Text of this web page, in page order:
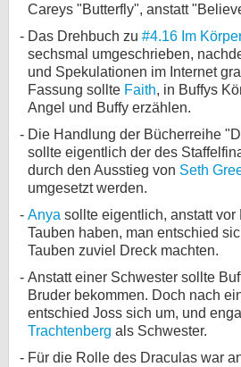
Careys "Butterfly", anstatt
Das Drehbuch zu #4.16 Im
sechsmal umgeschrieben,
und Spekulationen im Internet
Fassung sollte Faith, in Buffys
Angel und Buffy erzählen.
Die Handlung der Bücherreihe
sollte eigentlich der des
durch den Ausstieg von Seth
umgesetzt werden.
Anya sollte eigentlich, anstatt vor
Tauben haben, man entschied
Tauben zuviel Dreck machten.
Anstatt einer Schwester sollte
Bruder bekommen. Doch nach
entschied Joss sich um, und
Trachtenberg als Schwester.
Für die Rolle des Draculas war